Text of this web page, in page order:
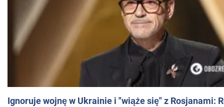
Ignoruje wojnę w Ukrainie i "wiąże się" z Rosjanami: